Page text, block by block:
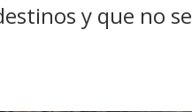
y que no se